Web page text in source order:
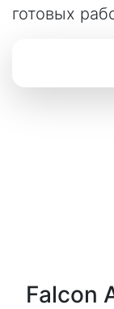
готовых
Falcon